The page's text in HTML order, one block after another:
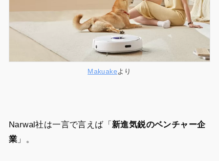
Makuakeより
Narwal社は一言で言えば「 新進気鋭のベンチャー企
業 」。